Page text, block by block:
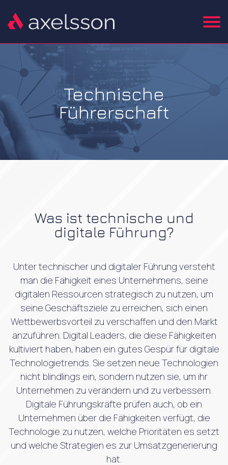
Technische
Führerschaft
Was ist technische und
digitale Führung?
Unter technischer und digitaler Führung versteht
man die Fähigkeit eines Unternehmens, seine
digitalen Ressourcen strategisch zu nutzen, um
seine Geschäftsziele zu erreichen, sich einen
Wettbewerbsvorteil zu verschaffen und den Markt
anzuführen. Digital Leaders, die diese Fähigkeiten
kultiviert haben, haben ein gutes Gespür für digitale
Technologietrends. Sie setzen neue Technologien
nicht blindlings ein, sondern nutzen sie, um ihr
Unternehmen zu verändern und zu verbessern.
Digitale Führungskräfte prüfen auch, ob ein
Unternehmen über die Fähigkeiten verfügt, die
Technologie zu nutzen, welche Prioritäten es setzt
und welche Strategien es zur Umsatzgenerierung
hat.